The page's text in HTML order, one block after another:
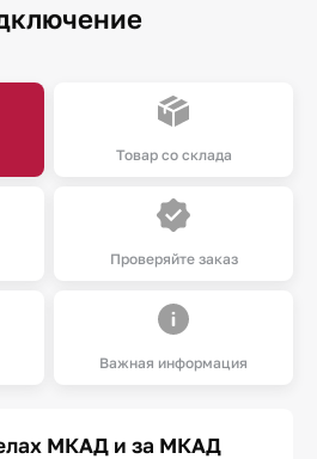
Товар со склада
Проверяйте заказ
Важная информация
МКАД и за МКАД